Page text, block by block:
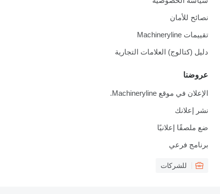
نصائح للأمان
تقييمات Machineryline
دليل (كتالوج) العلامات التجارية
عروضنا
الإعلان في موقع Machineryline.
نشر إعلانك
ضع ملصقًا إعلانيًا
برنامج فرعي
للشركات